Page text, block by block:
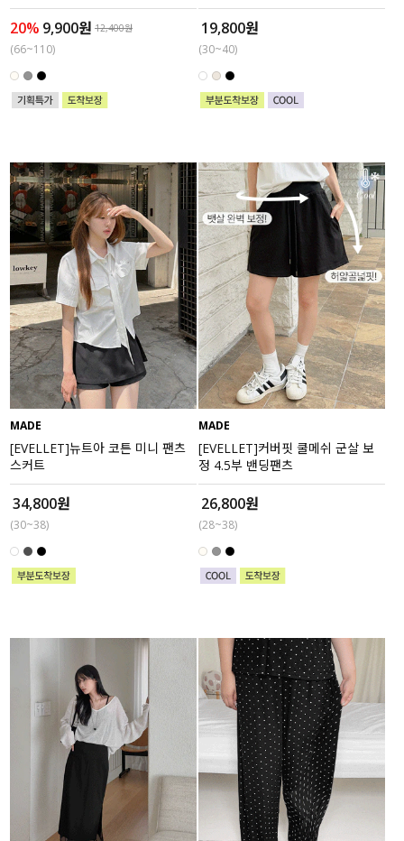
20% 9,900원 12,400원
(66~110)
19,800원
(30~40)
MADE
[EVELLET]뉴트아 코튼 미니 팬츠
스커트
34,800원
(30~38)
MADE
[EVELLET]커버핏 쿨메쉬 군살 보
정 4.5부 밴딩팬츠
26,800원
(28~38)